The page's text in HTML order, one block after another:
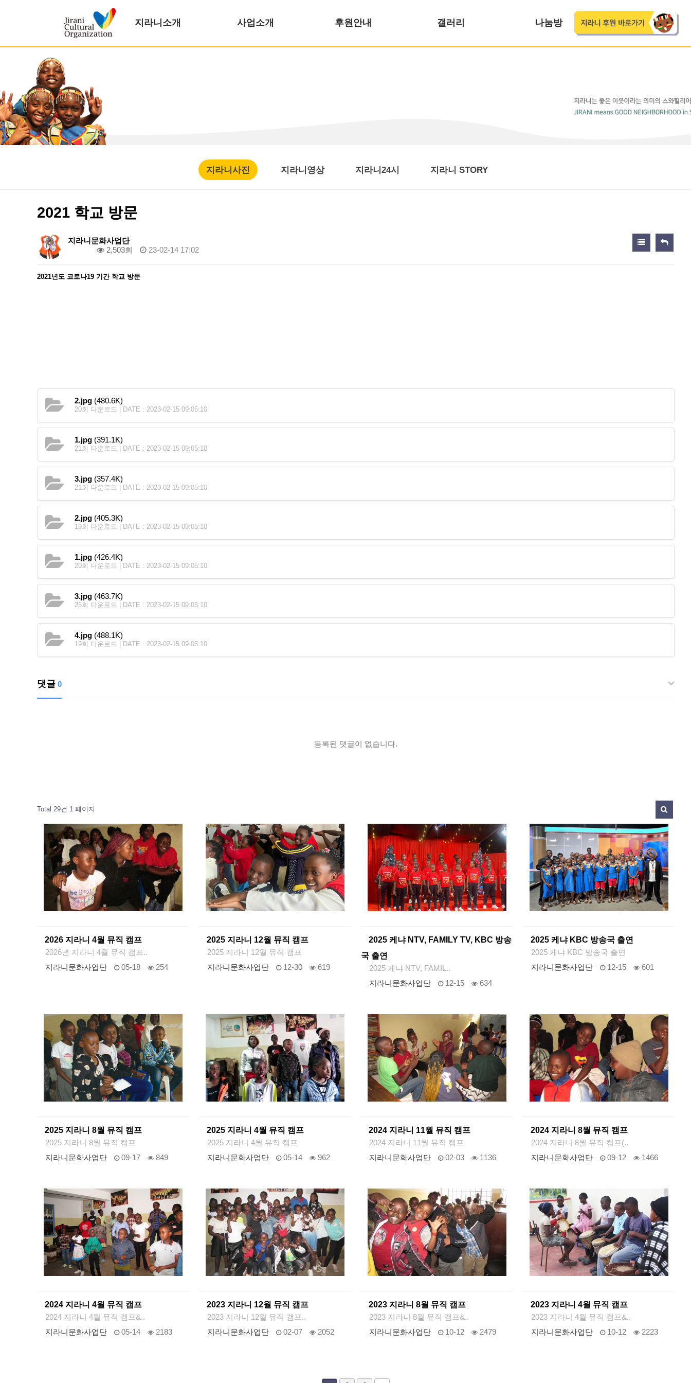
지라니소개 사업소개 후원안내 갤러리 나눔방
지라니사진 지라니영상 지라니24시 지라니 STORY
2021 학교 방문
지라니문화사업단
2,503회 23-02-14 17:02
2021년도 코로나19 기간 학교 방문
2.jpg (480.6K)
20회 다운로드 | DATE : 2023-02-15 09:05:10
1.jpg (391.1K)
21회 다운로드 | DATE : 2023-02-15 09:05:10
3.jpg (357.4K)
21회 다운로드 | DATE : 2023-02-15 09:05:10
2.jpg (405.3K)
19회 다운로드 | DATE : 2023-02-15 09:05:10
1.jpg (426.4K)
20회 다운로드 | DATE : 2023-02-15 09:05:10
3.jpg (463.7K)
25회 다운로드 | DATE : 2023-02-15 09:05:10
4.jpg (488.1K)
19회 다운로드 | DATE : 2023-02-15 09:05:10
댓글 0
등록된 댓글이 없습니다.
Total 29건 1 페이지
2026 지라니 4월 뮤직 캠프
2026년 지라니 4월 뮤직 캠프..
지라니문화사업단
05-18 254
2025 지라니 12월 뮤직 캠프
2025 지라니 12월 뮤직 캠프
지라니문화사업단
12-30 619
2025 케냐 NTV, FAMILY TV, KBC 방송
국 출연
2025 케냐 NTV, FAMIL..
지라니문화사업단
12-15 634
2025 케냐 KBC 방송국 출연
2025 케냐 KBC 방송국 출연
지라니문화사업단
12-15 601
2025 지라니 8월 뮤직 캠프
2025 지라니 8월 뮤직 캠프
지라니문화사업단
09-17 849
2025 지라니 4월 뮤직 캠프
2025 지라니 4월 뮤직 캠프
지라니문화사업단
05-14 962
2024 지라니 11월 뮤직 캠프
2024 지라니 11월 뮤직 캠프
지라니문화사업단
02-03 1136
2024 지라니 8월 뮤직 캠프
2024 지라니 8월 뮤직 캠프(..
지라니문화사업단
09-12 1466
2024 지라니 4월 뮤직 캠프
2024 지라니 4월 뮤직 캠프&..
지라니문화사업단
05-14 2183
2023 지라니 12월 뮤직 캠프
2023 지라니 12월 뮤직 캠프..
지라니문화사업단
02-07 2052
2023 지라니 8월 뮤직 캠프
2023 지라니 8월 뮤직 캠프&..
지라니문화사업단
10-12 2479
2023 지라니 4월 뮤직 캠프
2023 지라니 4월 뮤직 캠프&..
지라니문화사업단
10-12 2223